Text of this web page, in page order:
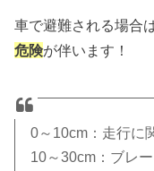
車で避難される場合
危険が伴います！
0～10cm：走行に
10～30cm：ブレ